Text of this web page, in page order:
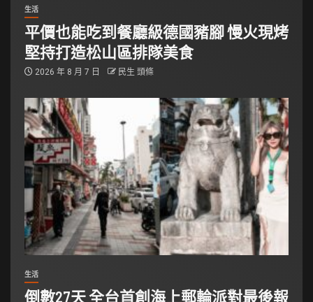
生活
平價也能吃到餐廳級德國豬腳 慢火現烤
堅持打造松山區排隊美食
2026 年 8 月 7 日 民生 頭條
生活
倒數27天 全台首創海上郵輪派對最後報